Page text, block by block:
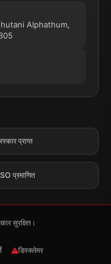
Alphathum,
प्राप्त
प्रमाणित
सुरक्षित।
डिस्क्लेमर